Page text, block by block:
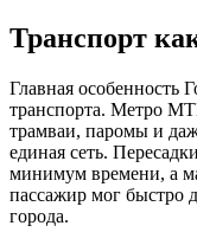
Транспорт
Главная особенность
транспорта. Метро
трамваи, паромы и
единая сеть.
минимум времени, а
пассажир мог быстро
города.